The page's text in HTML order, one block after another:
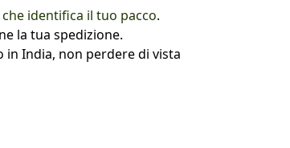
identifica il tuo pacco.
la tua spedizione.
in India, non perdere di vista